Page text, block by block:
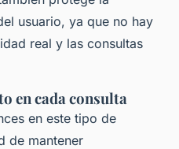
usuario, ya que no hay
real y las consultas
en cada consulta
en este tipo de
de mantener